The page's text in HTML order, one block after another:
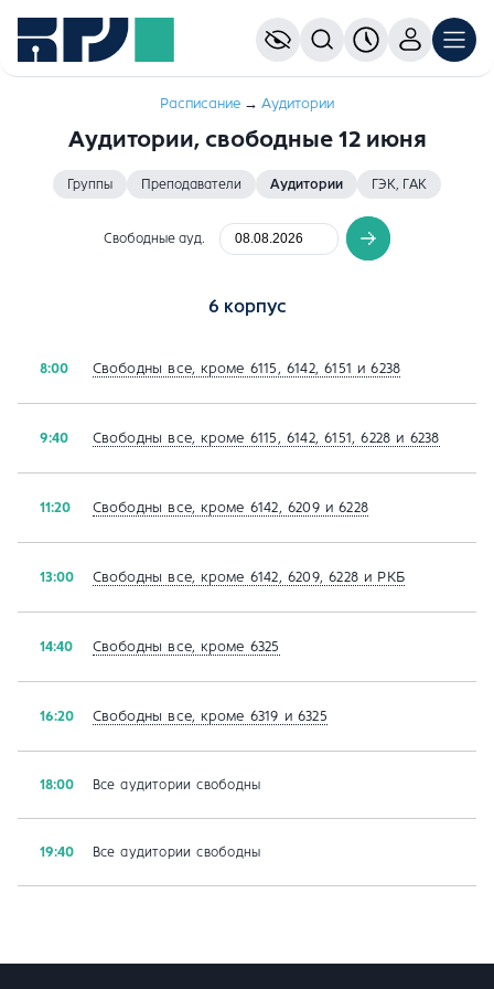
Расписание → Aудитории
Аудитории, свободные 12 июня
Группы Преподаватели Аудитории ГЭК, ГАК
Свободные ауд.
6 корпус
8:00 Свободны все, кроме 6115, 6142, 6151 и 6238
9:40 Свободны все, кроме 6115, 6142, 6151, 6228 и 6238
11:20 Свободны все, кроме 6142, 6209 и 6228
13:00 Свободны все, кроме 6142, 6209, 6228 и РКБ
14:40 Свободны все, кроме 6325
16:20 Свободны все, кроме 6319 и 6325
18:00 Все аудитории свободны
19:40 Все аудитории свободны